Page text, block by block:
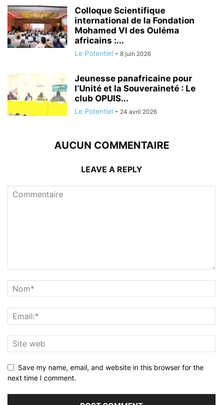
Colloque Scientifique
international de la Fondation
Mohamed VI des Ouléma
africains :...
Le Potentiel - 8 juin 2026
Jeunesse panafricaine pour
l’Unité et la Souveraineté : Le
club OPUIS...
Le Potentiel - 24 avril 2026
AUCUN COMMENTAIRE
LEAVE A REPLY
Save my name, email, and website in this browser for the
next time I comment.